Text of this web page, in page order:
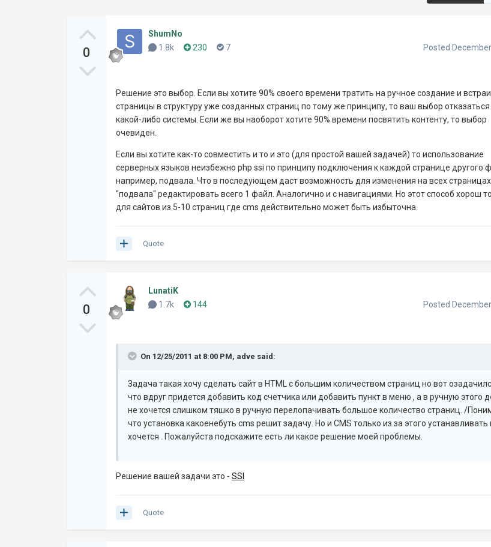
0
ShumNo
1.8k
230 7 Posted
Решение это выбор. Если вы хотите 90% своего времени тратить на ручное создание и
страницы в структуру уже созданных страниц по тому же принципу, то ваш выбор отказаться
какой-либо системы. Если же вы наоборот хотите 90% времени посвятить контенту, то выбор
очевиден.
Если вы хотите как-то совместить и то и это (для простой вашей задачей) то использование
серверных языков неизбежно php ssi по принципу подключения к каждой странице другого
например, подвала. Что в последующем даст возможность для изменения на всех
"подвала" редактировать всего 1 файл. Аналогично и с навигациями. Но этот способ хорош
для сайтов из 5-10 страниц где cms действительно может быть избыточна.
Quote
0
LunatiK
1.7k
144 Posted
On 12/25/2011 at 8:00 PM, adve said:
Задача такая хочу сделать сайт в HTML с большим количеством страниц но вот
что вдруг придется добавить код счетчика или добавить пункт в меню , а в ручную этого
не хочется слишком тяшко в ручную перелопачивать большое количество страниц. /
что установка какоенебуть cms решит задачу. Но и CMS только из за этого устанавливать
хочется . Пожалуйста подскажите есть ли какое решение моей проблемы.
Решение вашей задачи это - SSI
Quote